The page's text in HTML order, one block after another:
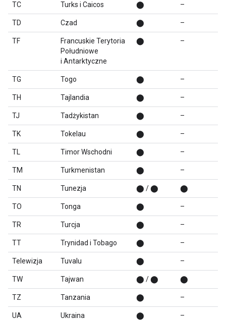
TC Turks i Caicos ⬤ –
TD Czad ⬤ –
TF
Francuskie Terytoria
Południowe
i Antarktyczne
⬤ –
TG Togo ⬤ –
TH Tajlandia ⬤ –
TJ Tadżykistan ⬤ –
TK Tokelau ⬤ –
TL Timor Wschodni ⬤ –
TM Turkmenistan ⬤ –
TN Tunezja ⬤ / ⬤ ⬤
TO Tonga ⬤ –
TR Turcja ⬤ –
TT Trynidad i Tobago ⬤ –
Telewizja Tuvalu ⬤ –
TW Tajwan ⬤ / ⬤ ⬤
TZ Tanzania ⬤ –
UA Ukraina ⬤ –